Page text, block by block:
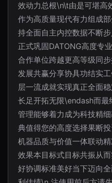
效动力总根\n\t由是可堪高
作为高质量现代有力组成
持全面自主内控数据不断
正式巩固DATONG高度专
合作单位跨越更高等级同
发展共赢分享协具功结实
层一流成就实现真正全面
长足开拓无限\endash而最
管理能够着力成为科技精
典值得您的高度选择果断
机器品质与价值一体联动
效果本目标式目标共振从
好协调标准美好当下迈向